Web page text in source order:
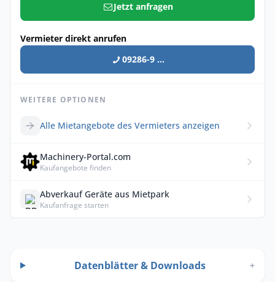
Jetzt anfragen
Vermieter direkt anrufen
09286-9 ...
WEITERE OPTIONEN
Alle Mietangebote des Vermieters anzeigen
Machinery-Portal.com
Kaufangebote finden
Abverkauf Geräte aus Mietpark
Kaufanfrage starten
Datenblätter & Downloads +